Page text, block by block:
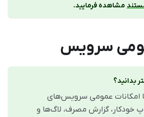
مشاهده فرمایید.
سرویس
بدانید؟
امکانات عمومی سرویس‌های
خودکار، گزارش مصرف، لاگ‌ها و